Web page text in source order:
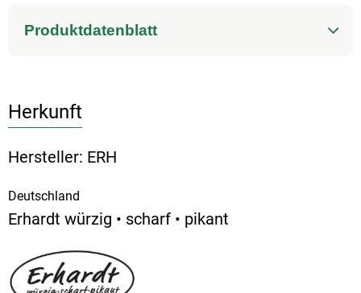
Produktdatenblatt
Herkunft
Hersteller: ERH
Deutschland
Erhardt würzig • scharf • pikant